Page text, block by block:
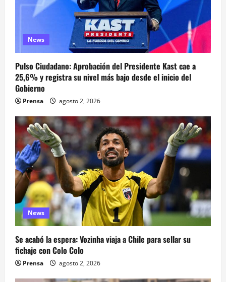
News
Pulso Ciudadano: Aprobación del Presidente Kast cae a
25,6% y registra su nivel más bajo desde el inicio del
Gobierno
Prensa agosto 2, 2026
News
Se acabó la espera: Vozinha viaja a Chile para sellar su
fichaje con Colo Colo
Prensa agosto 2, 2026